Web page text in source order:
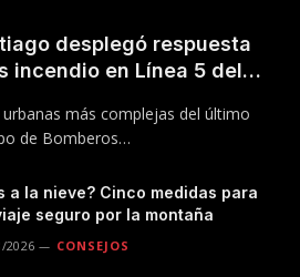
desplegó respuesta
incendio en Línea 5 del
más complejas del último
de Bomberos…
a la nieve? Cinco medidas para
seguro por la montaña
2026 CONSEJOS